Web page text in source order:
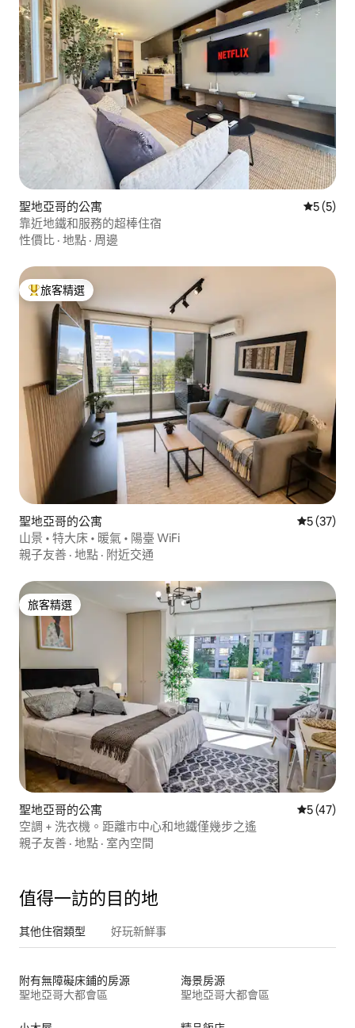
聖地亞哥的公寓 從 5 則評
5 (5)
靠近地鐵和服務的超棒住宿
性價比 · 地點 · 周邊
旅客精選榜首
旅客精選
聖地亞哥的公寓 從 37 則評
5 (37)
山景 • 特大床 • 暖氣 • 陽臺 WiFi
親子友善 · 地點 · 附近交通
旅客精選
旅客精選
聖地亞哥的公寓 從 47 則評
5 (47)
空調 + 洗衣機。距離市中心和地鐵僅幾步之遙
親子友善 · 地點 · 室內空間
值得一訪的目的地
其他住宿類型 好玩新鮮事
附有無障礙床鋪的房源
聖地亞哥大都會區
海景房源
聖地亞哥大都會區